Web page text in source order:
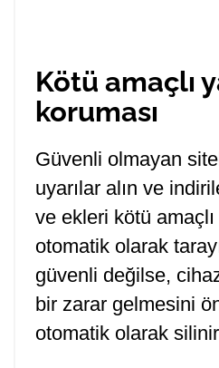
Kötü amaçlı
koruması
Güvenli olmayan
uyarılar alın ve
ve ekleri kötü amaçlı
otomatik olarak
güvenli değilse,
bir zarar gelmesini
otomatik olarak